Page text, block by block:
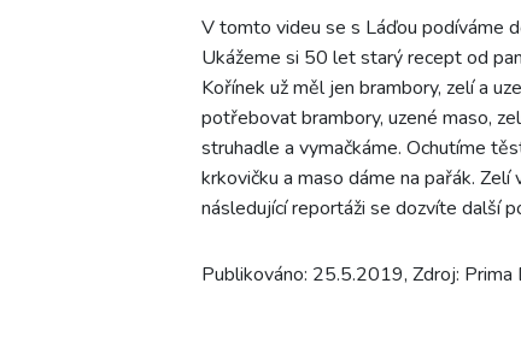
V tomto videu se s Láďou podíváme
Ukážeme si 50 let starý recept od
Kořínek už měl jen brambory, zelí a
potřebovat brambory, uzené maso,
struhadle a vymačkáme. Ochutíme
krkovičku a maso dáme na pařák.
následující reportáži se dozvíte další
Publikováno: 25.5.2019, Zdroj: Prima